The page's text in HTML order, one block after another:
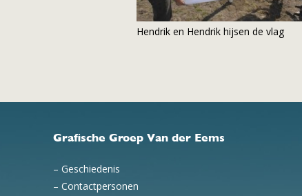
Hendrik en Hendrik hijsen de vlag
Grafische Groep Van der Eems
– Geschiedenis
– Contactpersonen